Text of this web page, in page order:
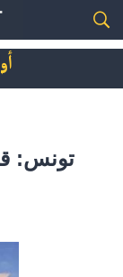
تونس: